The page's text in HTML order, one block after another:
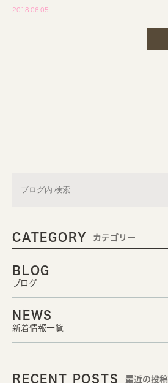
2018.06.05
CATEGORY カテゴリー
BLOG
ブログ
NEWS
新着情報一覧
RECENT POSTS 最近の投稿